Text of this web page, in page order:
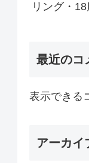
リング・
最近のコ
表示できる
アーカイ